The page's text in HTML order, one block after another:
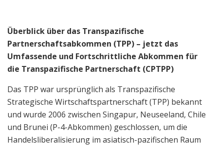
Überblick über das Transpazifische
Partnerschaftsabkommen (TPP) – jetzt das
Umfassende und Fortschrittliche Abkommen für
die Transpazifische Partnerschaft (CPTPP)
Das TPP war ursprünglich als Transpazifische
Strategische Wirtschaftspartnerschaft (TPP) bekannt
und wurde 2006 zwischen Singapur, Neuseeland, Chile
und Brunei (P-4-Abkommen) geschlossen, um die
Handelsliberalisierung im asiatisch-pazifischen Raum